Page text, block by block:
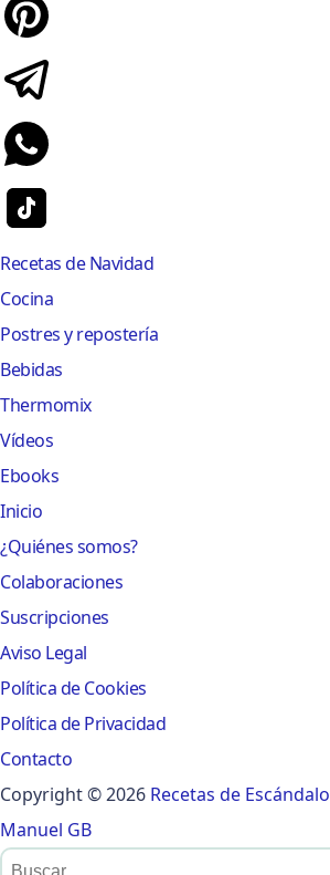
Recetas de Navidad
Cocina
Postres y repostería
Bebidas
Thermomix
Vídeos
Ebooks
Inicio
¿Quiénes somos?
Colaboraciones
Suscripciones
Aviso Legal
Política de Cookies
Política de Privacidad
Contacto
Copyright © 2026 Recetas de Escándalo
Manuel GB